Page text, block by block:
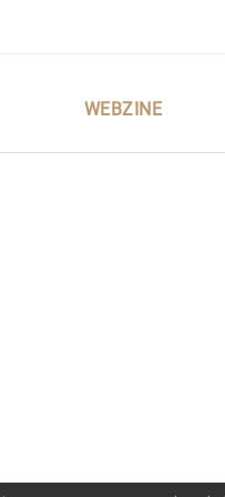
WEBZINE